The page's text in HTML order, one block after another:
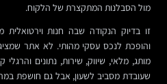
מול הסבלנות המתקצרת של הלקוח.
זו בדיוק הנקודה שבה חנות
והופכת לנכס עסקי מהותי. לא אתר
מותג, מלאי, שיווק, שירות, נתונים
שעובדת מסביב לשעון, אבל גם חושפת